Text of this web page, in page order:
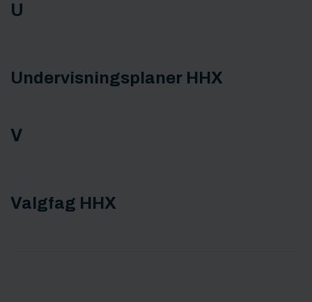
U
Undervisningsplaner HHX
V
Valgfag HHX